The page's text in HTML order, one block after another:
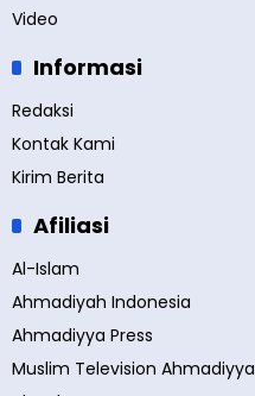
Video
Informasi
Redaksi
Kontak Kami
Kirim Berita
Afiliasi
Al-Islam
Ahmadiyah Indonesia
Ahmadiyya Press
Muslim Television Ahmadiyya